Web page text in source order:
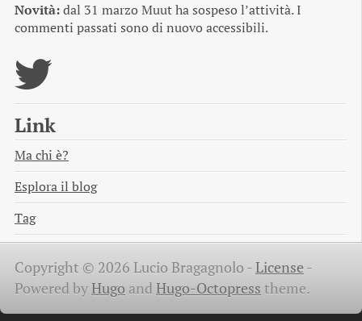
Novità:dal 31 marzo Muut ha sospeso l’attività. I
commenti passati sono di nuovo accessibili.
Link
Ma chi è?
Esplora il blog
Tag
Copyright © 2026 Lucio Bragagnolo -License -
Powered byHugo and Hugo-Octopress theme.